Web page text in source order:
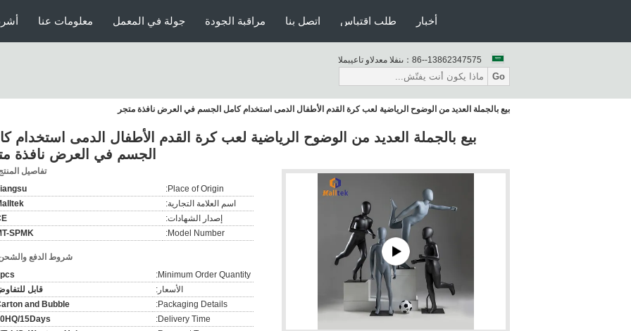
معلومات عنا جولة في المعمل مراقبة الجودة اتصل بنا طلب اقتباس أخبار
المبيعات والدعم الفنى： 86--13862347575
Go
بيع بالجملة العديد من الوضوح الرياضية لعب كرة القدم الأطفال الدمى استخدام كامل الجسم في العرض نافذة متجر
بيع بالجملة العديد من الوضوح الرياضية لعب كرة القدم الأطفال الدمى استخدام
الجسم في العرض نافذة
تفاصيل
Place of Origin:
اسم العلامة التجارية:
إصدار الشهادات:
Model Number:
SPMK
شروط الدفع
Minimum Order Quantity:
الأسعار:
قابل
Packaging Details:
and Bubble
Delivery Time:
15Days